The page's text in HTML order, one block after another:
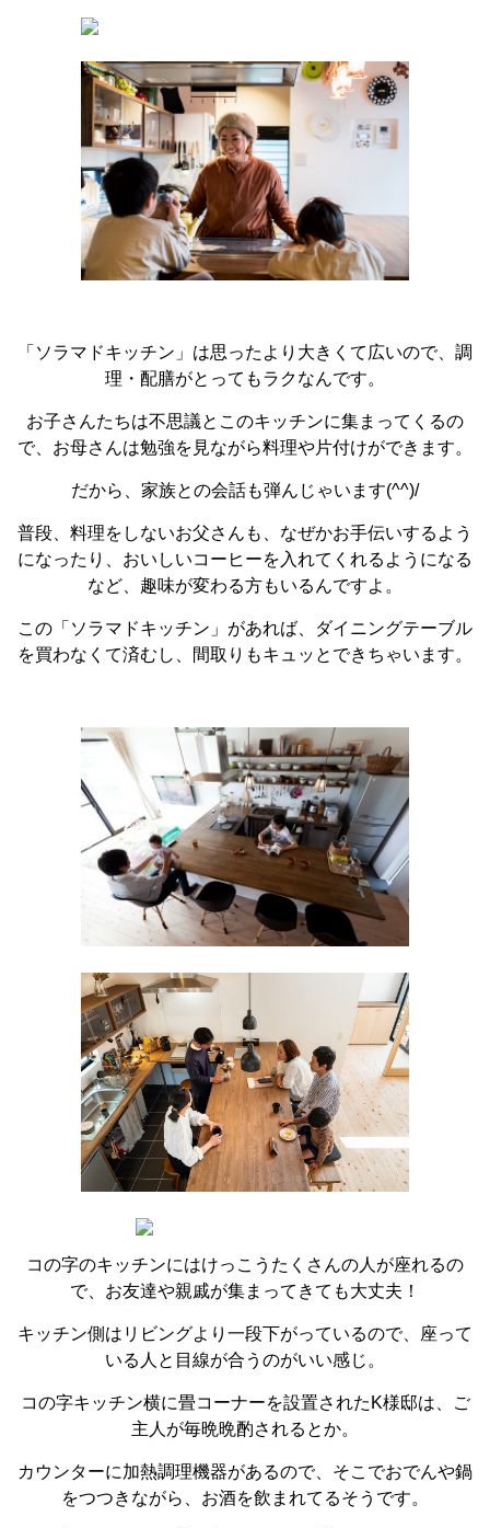
「ソラマドキッチン」は思ったより大きくて広いので、調
理・配膳がとってもラクなんです。
お子さんたちは不思議とこのキッチンに集まってくるの
で、お母さんは勉強を見ながら料理や片付けができます。
だから、家族との会話も弾んじゃいます(^^)/
普段、料理をしないお父さんも、なぜかお手伝いするよう
になったり、おいしいコーヒーを入れてくれるようになる
など、趣味が変わる方もいるんですよ。
この「ソラマドキッチン」があれば、ダイニングテーブル
を買わなくて済むし、間取りもキュッとできちゃいます。
コの字のキッチンにはけっこうたくさんの人が座れるの
で、お友達や親戚が集まってきても大丈夫！
キッチン側はリビングより一段下がっているので、座って
いる人と目線が合うのがいい感じ。
コの字キッチン横に畳コーナーを設置されたK様邸は、ご
主人が毎晩晩酌されるとか。
カウンターに加熱調理機器があるので、そこでおでんや鍋
をつつきながら、お酒を飲まれてるそうです。